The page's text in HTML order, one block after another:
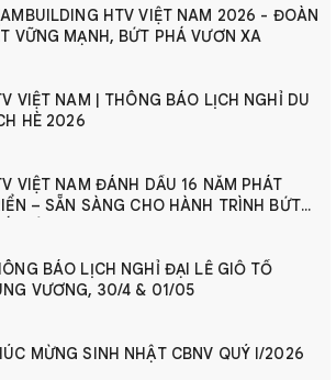
HTV VIỆT NAM 2026 - ĐOÀN
VỮNG MẠNH, BỨT PHÁ VƯƠN XA
VIỆT NAM | THÔNG BÁO LỊCH NGHỈ DU
HÈ 2026
VIỆT NAM ĐÁNH DẤU 16 NĂM PHÁT
– SẴN SÀNG CHO HÀNH TRÌNH BỨT
BÁO LỊCH NGHỈ ĐẠI LỄ GIỖ TỔ
VƯƠNG, 30/4 & 01/05
MỪNG SINH NHẬT CBNV QUÝ I/2026